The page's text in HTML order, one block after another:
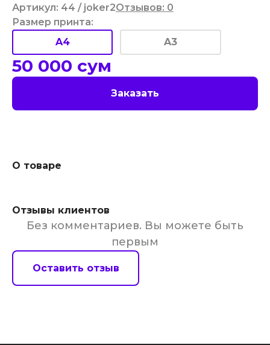
Артикул: 44 / joker2Отзывов: 0
Размер принта:
A4
A3
50 000 сум
Заказать
О товаре
Отзывы клиентов
Без комментариев. Вы можете быть
первым
Оставить отзыв